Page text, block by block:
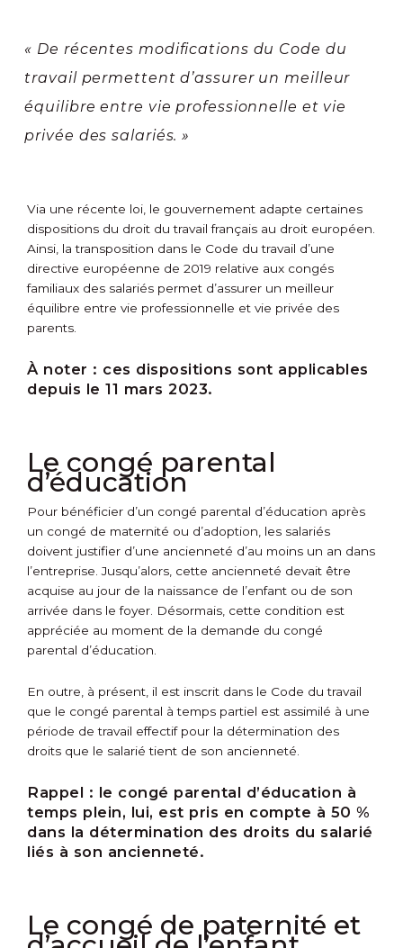
« De récentes modifications du Code du
travail permettent d’assurer un meilleur
équilibre entre vie professionnelle et vie
privée des salariés. »
Via une récente loi, le gouvernement adapte certaines
dispositions du droit du travail français au droit européen.
Ainsi, la transposition dans le Code du travail d’une
directive européenne de 2019 relative aux congés
familiaux des salariés permet d’assurer un meilleur
équilibre entre vie professionnelle et vie privée des
parents.
À noter : ces dispositions sont applicables
depuis le 11 mars 2023.
Le congé parental
d’éducation
Pour bénéficier d’un congé parental d’éducation après
un congé de maternité ou d’adoption, les salariés
doivent justifier d’une ancienneté d’au moins un an dans
l’entreprise. Jusqu’alors, cette ancienneté devait être
acquise au jour de la naissance de l’enfant ou de son
arrivée dans le foyer. Désormais, cette condition est
appréciée au moment de la demande du congé
parental d’éducation.
En outre, à présent, il est inscrit dans le Code du travail
que le congé parental à temps partiel est assimilé à une
période de travail effectif pour la détermination des
droits que le salarié tient de son ancienneté.
Rappel : le congé parental d’éducation à
temps plein, lui, est pris en compte à 50 %
dans la détermination des droits du salarié
liés à son ancienneté.
Le congé de paternité et